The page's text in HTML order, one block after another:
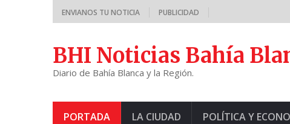
ENVIANOS TU NOTICIA PUBLICIDAD
BHI Noticias Bahía
Diario de Bahía Blanca y la Región.
PORTADA LA CIUDAD POLÍTICA Y